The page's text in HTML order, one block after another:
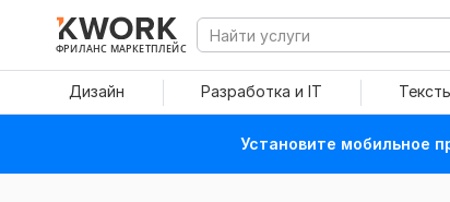
ФРИЛАНС МАРКЕТПЛЕЙС
Дизайн Разработка и IT
Установите мобильное